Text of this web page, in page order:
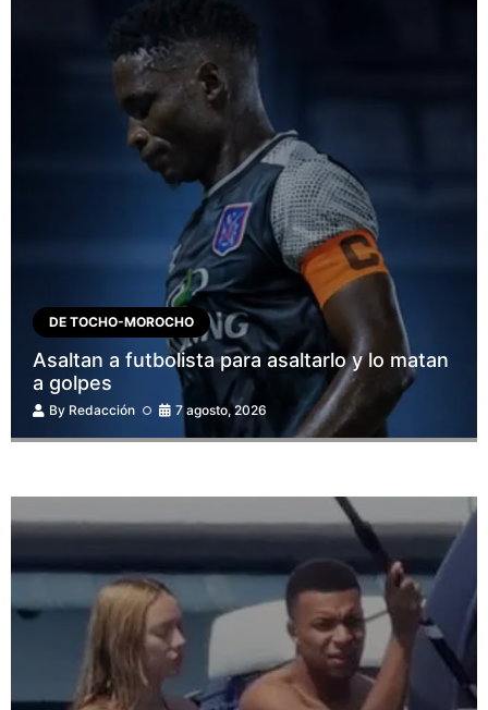
DE TOCHO-MOROCHO
Asaltan a futbolista para asaltarlo y lo matan
a golpes
By Redacción 7 agosto, 2026